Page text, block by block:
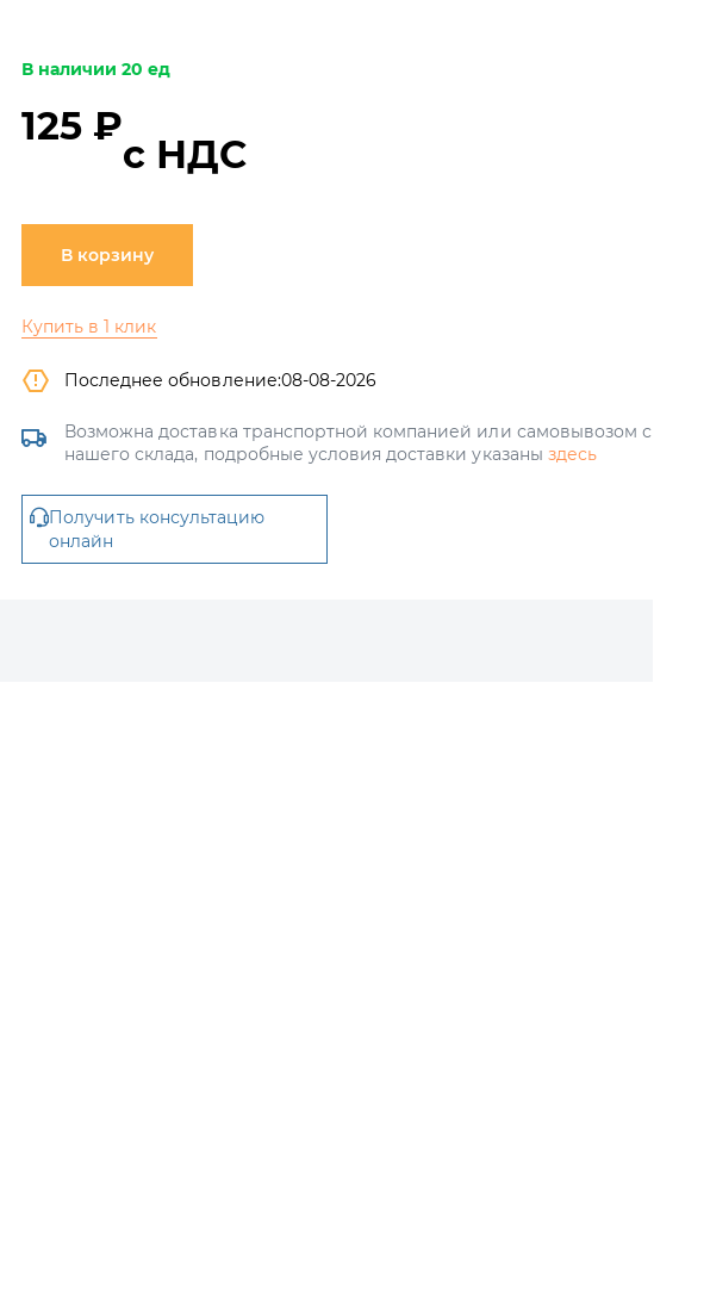
В наличии 20 ед
125 ₽
с НДС
В корзину
Купить в 1 клик
Последнее обновление:08-08-2026
Возможна доставка транспортной компанией или самовывозом с
нашего склада, подробные условия доставки указаны здесь
Получить консультацию
онлайн